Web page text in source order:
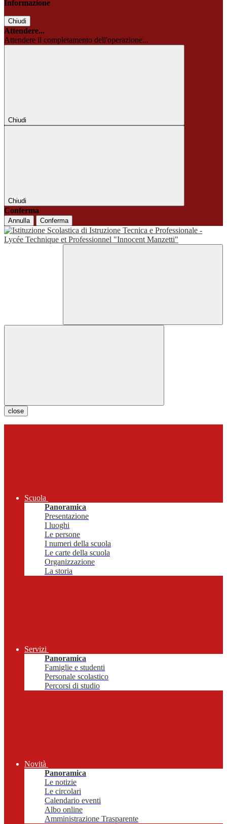
Informazione
Chiudi
Attendere...
Attendere il completamento dell'operazione...
Chiudi
Chiudi
Conferma
Annulla Conferma
close
Scuola
Panoramica
Presentazione
I luoghi
Le persone
I numeri della scuola
Le carte della scuola
Organizzazione
La storia
Servizi
Panoramica
Famiglie e studenti
Personale scolastico
Percorsi di studio
Novità
Panoramica
Le notizie
Le circolari
Calendario eventi
Albo online
Amministrazione Trasparente